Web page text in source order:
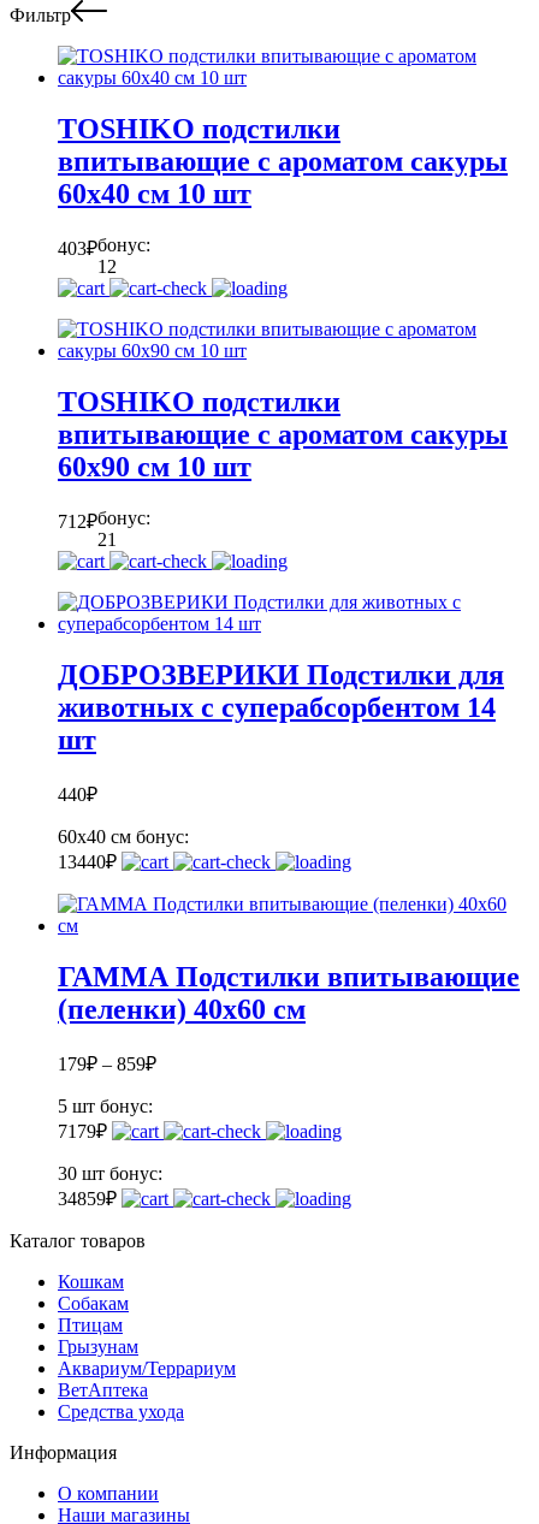
Фильтр
TOSHIKO подстилки
впитывающие с ароматом сакуры
60х40 см 10 шт
403₽бонус:
12
TOSHIKO подстилки
впитывающие с ароматом сакуры
60х90 см 10 шт
712₽бонус:
21
ДОБРОЗВЕРИКИ Подстилки для
животных с суперабсорбентом 14
шт
440₽
60x40 см бонус:
13440₽
ГАММА Подстилки впитывающие
(пеленки) 40х60 см
179₽ – 859₽
5 шт бонус:
7179₽
30 шт бонус:
34859₽
Каталог товаров
Кошкам
Собакам
Птицам
Грызунам
Аквариум/Террариум
ВетАптека
Средства ухода
Информация
О компании
Наши магазины